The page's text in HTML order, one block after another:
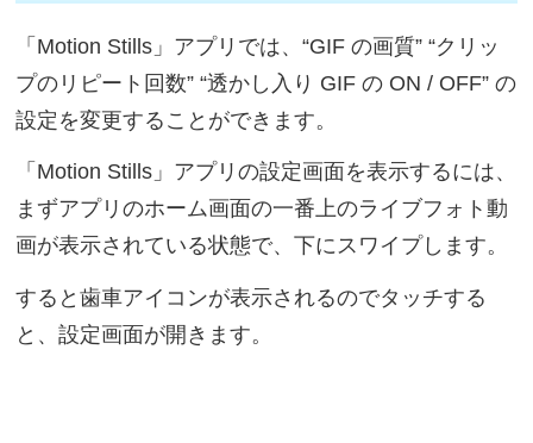
「Motion Stills」アプリでは、“GIF の画質” “クリッ
プのリピート回数” “透かし入り GIF の ON / OFF” の
設定を変更することができます。
「Motion Stills」アプリの設定画面を表示するには、
まずアプリのホーム画面の一番上のライブフォト動
画が表示されている状態で、下にスワイプします。
すると歯車アイコンが表示されるのでタッチする
と、設定画面が開きます。